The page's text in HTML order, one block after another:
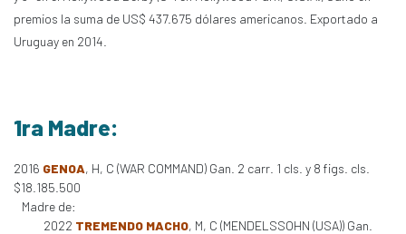
premios la suma de US$ 437.675 dólares americanos. Exportado a
Uruguay en 2014.
1ra Madre:
2016 GENOA, H, C (WAR COMMAND) Gan. 2 carr. 1 cls. y 8 figs. cls.
$18.185.500
Madre de:
2022 TREMENDO MACHO, M, C (MENDELSSOHN (USA)) Gan.